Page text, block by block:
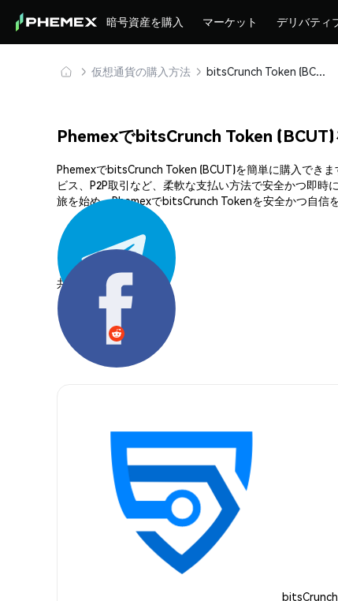
暗号資産を購入 マーケット デリバティ
仮想通貨の購入方法 bitsCrunch Token (BCUT) を安全に購入・保管
PhemexでbitsCrunch Token
PhemexでbitsCrunch Token (BCUT)を簡単に購入でき
ビス、P2P取引など、柔軟な支払い方法で安全かつ即
旅を始め、PhemexでbitsCrunch Tokenを安全かつ自信
共有する: